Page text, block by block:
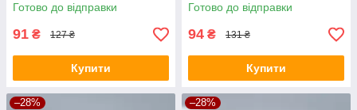
Готово до відправки
91 ₴ 127 ₴
Купити
Готово до відправки
94 ₴ 131 ₴
Купити
–28% –28%